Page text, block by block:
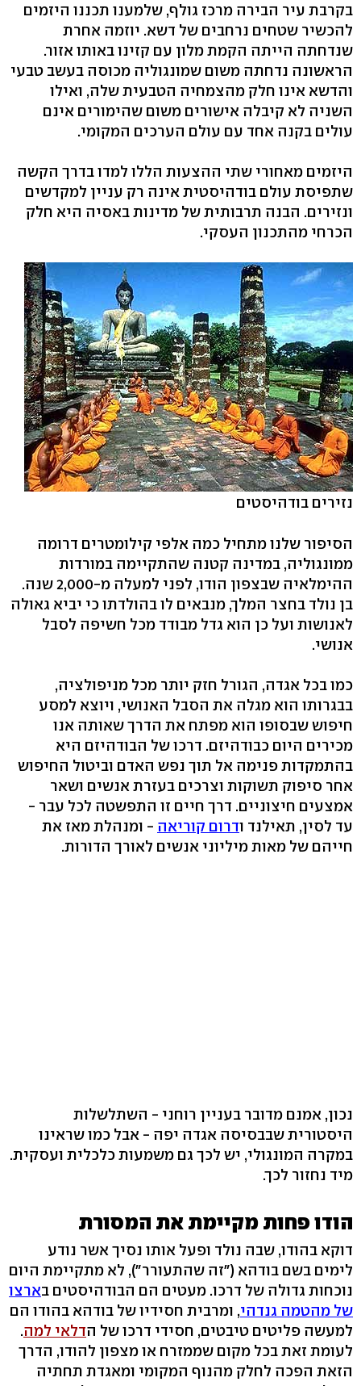
בקרבת עיר הבירה מרכז גולף, שלמענו תכננו היזמים
להכשיר שטחים נרחבים של דשא. יוזמה אחרת
שנדחתה הייתה הקמת מלון עם קזינו באותו אזור.
הראשונה נדחתה משום שמונגוליה מכוסה בעשב טבעי
והדשא אינו חלק מהצמחיה הטבעית שלה, ואילו
השניה לא קיבלה אישורים משום שהימורים אינם
עולים בקנה אחד עם עולם הערכים המקומי.
היזמים מאחורי שתי ההצעות הללו למדו בדרך הקשה
שתפיסת עולם בודהיסטית אינה רק עניין למקדשים
ונזירים. הבנה תרבותית של מדינות באסיה היא חלק
הכרחי מהתכנון העסקי.
נזירים בודהיסטים
הסיפור שלנו מתחיל כמה אלפי קילומטרים דרומה
ממונגוליה, במדינה קטנה שהתקיימה במורדות
ההימלאיה שבצפון הודו, לפני למעלה מ-2,000 שנה.
בן נולד בחצר המלך, מנבאים לו בהולדתו כי יביא גאולה
לאנושות ועל כן הוא גדל מבודד מכל חשיפה לסבל
אנושי.
כמו בכל אגדה, הגורל חזק יותר מכל מניפולציה,
בבגרותו הוא מגלה את הסבל האנושי, ויוצא למסע
חיפוש שבסופו הוא מפתח את הדרך שאותה אנו
מכירים היום כבודהיזם. דרכו של הבודהיזם היא
בהתמקדות פנימה אל תוך נפש האדם וביטול החיפוש
אחר סיפוק תשוקות וצרכים בעזרת אנשים ושאר
אמצעים חיצוניים. דרך חיים זו התפשטה לכל עבר -
עד לסין, תאילנד ודרום קוריאה - ומנהלת מאז את
חייהם של מאות מיליוני אנשים לאורך הדורות.
נכון, אמנם מדובר בעניין רוחני - השתלשלות
היסטורית שבבסיסה אגדה יפה - אבל כמו שראינו
במקרה המונגולי, יש לכך גם משמעות כלכלית ועסקית.
מיד נחזור לכך.
הודו פחות מקיימת את המסורת
דוקא בהודו, שבה נולד ופעל אותו נסיך אשר נודע
לימים בשם בודהא ("זה שהתעורר"), לא מתקיימת היום
נוכחות גדולה של דרכו. מעטים הם הבודהיסטים בארצו
של מהטמה גנדהי, ומרבית חסידיו של בודהא בהודו הם
למעשה פליטים טיבטים, חסידי דרכו של הדלאי למה.
לעומת זאת בכל מקום שממזרח או מצפון להודו, הדרך
הזאת הפכה לחלק מהנוף המקומי ומאגדת תחתיה